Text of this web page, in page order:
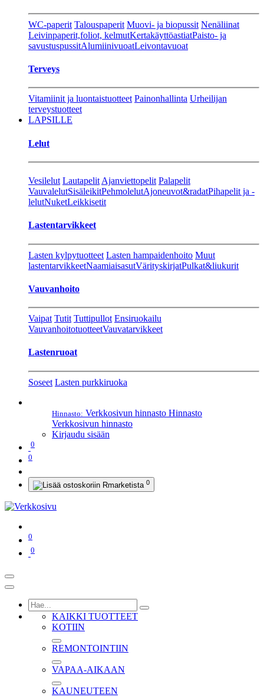
WC-paperit Talouspaperit Muovi- ja biopussit Nenäliinat
Leivinpaperit,foliot, kelmutKertakäyttöastiatPaisto- ja
savustuspussitAlumiinivuoatLeivontavuoat
Terveys
Vitamiinit ja luontaistuotteet Painonhallinta Urheilijan
terveystuotteet
LAPSILLE
Lelut
Vesilelut Lautapelit Ajanviettopelit Palapelit
VauvalelutSisäleikitPehmolelutAjoneuvot&radatPihapelit ja -
lelutNuketLeikkisetit
Lastentarvikkeet
Lasten kylpytuotteet Lasten hampaidenhoito Muut
lastentarvikkeetNaamiaisasutVärityskirjatPulkat&liukurit
Vauvanhoito
Vaipat Tutit Tuttipullot Ensiruokailu
VauvanhoitotuotteetVauvatarvikkeet
Lastenruoat
Soseet Lasten purkkiruoka
Hinnasto: Verkkosivun hinnasto Hinnasto
Verkkosivun hinnasto
Kirjaudu sisään
0
0
0
0
0
KAIKKI TUOTTEET
KOTIIN
REMONTOINTIIN
VAPAA-AIKAAN
KAUNEUTEEN